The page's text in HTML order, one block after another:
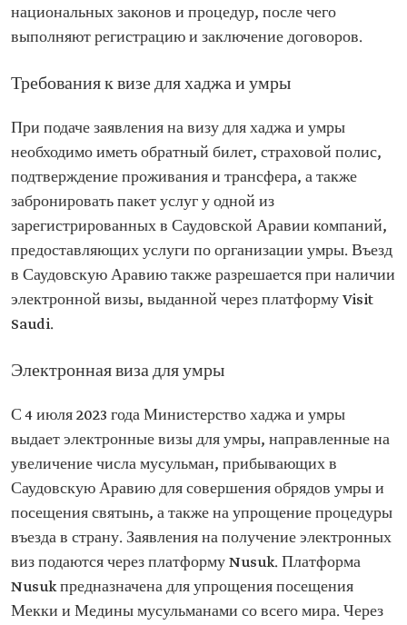
национальных законов и процедур, после чего
выполняют регистрацию и заключение договоров.
Требования к визе для хаджа и умры
При подаче заявления на визу для хаджа и умры
необходимо иметь обратный билет, страховой полис,
подтверждение проживания и трансфера, а также
забронировать пакет услуг у одной из
зарегистрированных в Саудовской Аравии компаний,
предоставляющих услуги по организации умры. Въезд
в Саудовскую Аравию также разрешается при наличии
электронной визы, выданной через платформу Visit
Saudi.
Электронная виза для умры
С 4 июля 2023 года Министерство хаджа и умры
выдает электронные визы для умры, направленные на
увеличение числа мусульман, прибывающих в
Саудовскую Аравию для совершения обрядов умры и
посещения святынь, а также на упрощение процедуры
въезда в страну. Заявления на получение электронных
виз подаются через платформу Nusuk. Платформа
Nusuk предназначена для упрощения посещения
Мекки и Медины мусульманами со всего мира. Через